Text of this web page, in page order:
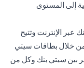
إلى المستوى
عبر الإنترنت وتتيح
من خلال بطاقات سيتي
بين سيتي بنك وكل من